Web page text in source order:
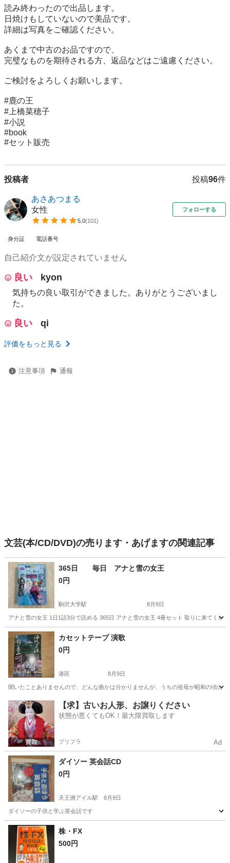
読み終わったので出品します。
日焼けもしていないので美品です。
詳細は写真をご確認ください。
あくまで中古のお品ですので、
完璧なものを期待される方、返品などはご遠慮ください。
ご検討をよろしくお願いします。
#鹿の王
#上橋菜穂子
#小説
#book
#セット販売
投稿者 投稿96件
あさあつまる
女性
5.0(101)
フォローする
身分証 電話番号
自己紹介文が設定されていません
良い kyon
気持ちの良い取引ができました。ありがとうございまし
た。
良い qi
評価をもっと見る
注意事項 通報
文芸(本/CD/DVD)の売ります・あげますの関連記事
365日 毎日 アナと雪の女王
0円
駒沢大学駅 8月9日
アナと雪の女王 1日1話3分で読める 365日 アナと雪の女王 4冊セット 取りに来てくだ
東京 世田谷区 駒沢大学駅 マンガ、コミック、アニメ
カセットテープ 演歌
0円
港区 8月9日
聞いたことありませんので、どんな曲かは分かりませんが、うちの祖母が昭和の頃に
東京 港区 その他 演歌
【求】古いお人形、お譲りください
状態が悪くてもOK！最大限買取します
プリフラ Ad
ダイソー 英会話CD
0円
天王洲アイル駅 8月9日
ダイソーの子供と学ぶ英会話です
東京 品川区
西古川駅 CD ダイソー
株・FX
500円